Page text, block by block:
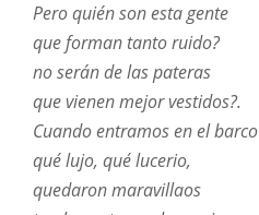
Pero quién son esta gente
que forman tanto ruido?
no serán de las pateras
que vienen mejor vestidos?.
Cuando entramos en el barco
qué lujo, qué lucerio,
quedaron maravillaos